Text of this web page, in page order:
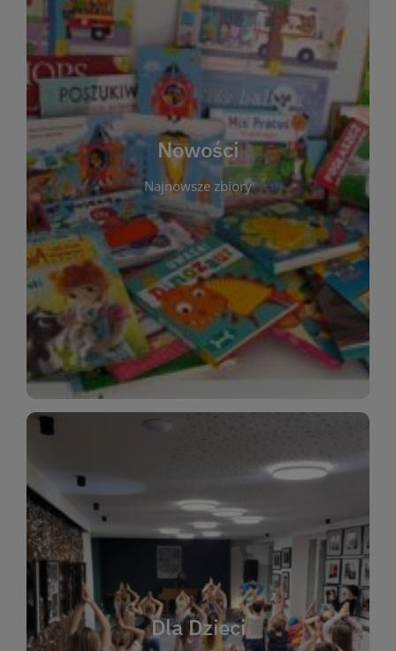
Nowości
Najnowsze zbiory
W tej sekcji prezentujemy najnowsze książki,
audiobooki oraz filmy, które właśnie trafiły do
zbiorów Miejskiej Biblioteki Publicznej w
Starachowicach. Regularnie aktualizujemy listę,
aby Czytelnicy mogli na bieżąco odkrywać świeże
tytuły i najciekawsze premiery wydawnicze. Każda
pozycja opatrzona jest krótkim opisem i
informacją o dostępności w katalogu. Zachęcamy
do częstych odwiedzin – nowości pojawiają się
niemal każdego tygodnia! Dzięki tej zakładce
zawsze będziesz wiedzieć, co warto przeczytać
jako pierwsze.
WIĘCEJ
Dla Dzieci
opowiadań i lektur szkolnych, a także przyjazny
kącik do wspólnego czytania. Pragniemy
rozbudzać miłość do książek od najmłodszych lat.
Zapraszamy do wspólnej zabawy i odkrywania
świata literatury!
WIĘCEJ